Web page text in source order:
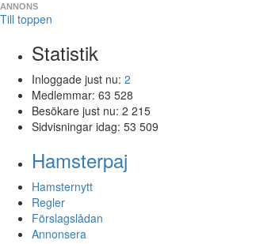
ANNONS
Till toppen
Statistik
Inloggade just nu: 2
Medlemmar: 63 528
Besökare just nu: 2 215
Sidvisningar idag: 53 509
Hamsterpaj
Hamsternytt
Regler
Förslagslådan
Annonsera